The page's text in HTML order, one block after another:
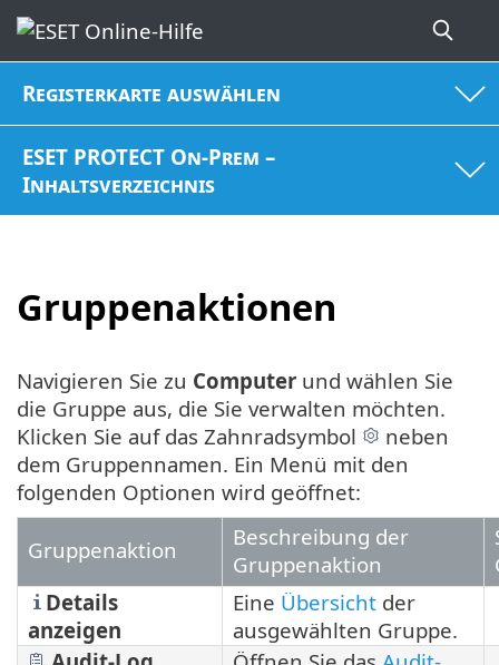
Registerkarte auswählen
ESET PROTECT On-Prem –
Inhaltsverzeichnis
Gruppenaktionen
Navigieren Sie zu Computer und wählen Sie
die Gruppe aus, die Sie verwalten möchten.
Klicken Sie auf das Zahnradsymbol
neben
dem Gruppennamen. Ein Menü mit den
folgenden Optionen wird geöffnet:
Gruppenaktion
Beschreibung der
Gruppenaktion
Details
anzeigen
Eine Übersicht der
ausgewählten Gruppe.